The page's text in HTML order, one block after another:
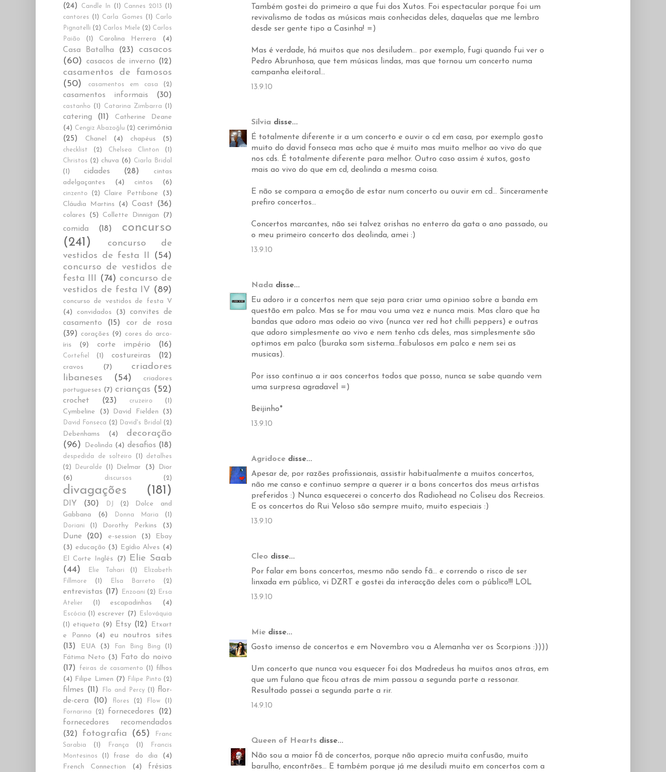
Também gostei do primeiro a que fui dos Xutos. Foi espectacular porque foi um
revivalismo de todas as músicas mais conhecidas deles, daquelas que me lembro
desde ser gente tipo a Casinha! =)
Mas é verdade, há muitos que nos desiludem... por exemplo, fugi quando fui ver o
Pedro Abrunhosa, que tem músicas lindas, mas que tornou um concerto numa
campanha eleitoral...
13.9.10
Sílvia disse...
É totalmente diferente ir a um concerto e ouvir o cd em casa, por exemplo gosto
muito do david fonseca mas acho que é muito mas muito melhor ao vivo do que
nos cds. É totalmente diferente para melhor. Outro caso assim é xutos, gosto
mais ao vivo do que em cd, deolinda a mesma coisa.
E não se compara a emoção de estar num concerto ou ouvir em cd... Sinceramente
prefiro concertos...
Concertos marcantes, não sei talvez orishas no enterro da gata o ano passado, ou
o meu primeiro concerto dos deolinda, amei :)
13.9.10
Nada disse...
Eu adoro ir a concertos nem que seja para criar uma opiniao sobre a banda em
questão em palco. Mas se for mau vou uma vez e nunca mais. Mas claro que ha
bandas que adoro mas odeio ao vivo (nunca ver red hot chilli peppers) e outras
que adoro simplesmente ao vivo e nem tenho cds deles, mas simplesmente são
optimos em palco (buraka som sistema...fabulosos em palco e nem sei as
musicas).
Por isso continuo a ir aos concertos todos que posso, nunca se sabe quando vem
uma surpresa agradavel =)
Beijinho*
13.9.10
Agridoce disse...
Apesar de, por razões profissionais, assistir habitualmente a muitos concertos,
não me canso e continuo sempre a querer ir a bons concertos dos meus artistas
preferidos :) Nunca esquecerei o concerto dos Radiohead no Coliseu dos Recreios.
E os concertos do Rui Veloso são sempre muito, muito especiais :)
13.9.10
Cleo disse...
Por falar em bons concertos, mesmo não sendo fã... e correndo o risco de ser
linxada em público, vi DZRT e gostei da interacção deles com o público!!! LOL
13.9.10
Mie disse...
Gosto imenso de concertos e em Novembro vou a Alemanha ver os Scorpions :))))
Um concerto que nunca vou esquecer foi dos Madredeus ha muitos anos atras, em
que um fulano que ficou atras de mim passou a segunda parte a ressonar.
Resultado passei a segunda parte a rir.
14.9.10
Queen of Hearts disse...
Não sou a maior fã de concertos, porque não aprecio muita confusão, muito
barulho, encontrões... E também porque já me desiludi muito em concertos com a
(24)
Candle In (1) Cannes 2013
(1)
cantores
(1) Carla Gomes (1)
Carlo
Pignatelli (2) Carlos Miele (2) Carlos
Paião
(1) Carolina Herrera (4)
Casa Batalha (23)
casacos
(60)
casacos de inverno (12)
casamentos de famosos
(50)
casamentos em casa (2)
casamentos informais (30)
castanho (1) Catarina Zimbarra (1)
catering (11)
Catherine Deane
(4) Cengiz Abazoğlu (2) cerimónia
(25)
Chanel (4) chapéus (5)
checklist (2) Chelsea Clinton
(1)
Christos (2) chuva (6)
Ciarla Bridal
(1)
cidades (28)
cintas
adelgaçantes
(4) cintos (6)
cinzento (2) Claire Pettibone
(3)
Cláudia Martins (4) Coast (36)
colares (5) Collette Dinnigan (7)
comida (18)
concurso
(241)
concurso de
vestidos de festa II
(54)
concurso de vestidos de
festa III
(74) concurso de
vestidos de festa IV (89)
concurso de vestidos de festa V
(4)
convidados (3)
convites de
casamento
(15)
cor de rosa
(39) corações (9) cores do arco-
íris
(9) corte império (16)
Cortefiel (1) costureiras (12)
cravos (7)
criadores
libaneses
(54)
criadores
portugueses (7) crianças (52)
crochet (23) cruzeiro (1)
Cymbeline (3) David Fielden (3)
David Fonseca (2) David's Bridal (2)
Debenhams (4)
decoração
(96)
Deolinda (4) desafios (18)
despedida de solteiro (1)
detalhes
(2)
Deuralde (1) Dielmar (3)
Dior
(6)
discursos (2)
divagações (181)
DIY (30) DJ (2)
Dolce and
Gabbana
(6) Donna Maria
(1)
Doriani
(1) Dorothy Perkins (3)
Dune (20) e-session (3)
Ebay
(3) educação (3) Egídio Alves (4)
El Corte Inglés (7)
Elie Saab
(44)
Elie Tahari (1)
Elizabeth
Fillmore
(1) Elsa Barreto (2)
entrevistas (17) Enzoani (2)
Ersa
Atelier
(1) escapadinhas (4)
Escócia (1) escrever (7)
Eslováquia
(1)
etiqueta (9) Etsy (12)
Etxart
e Panno
(4)
eu noutros sites
(13)
EUA (3) Fan Bing Bing (1)
Fátima Neto (3)
Fato do noivo
(17)
feiras de casamento (1)
filhos
(4) Filipe Limen (7) Filipe Pinto (2)
filmes (11) Flo and Percy (1)
flor-
de-cera
(10) flores (2) Flow
(1)
Fornarina
(2) fornecedores
(12)
fornecedores recomendados
(32)
fotografia (65)
Franc
Sarabia
(1) França (1)
Francis
Montesinos
(1) frase do dia
(4)
French Connection
(4) frésias